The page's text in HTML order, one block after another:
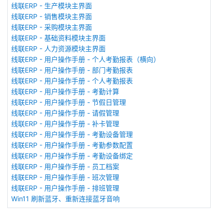
线联ERP - 生产模块主界面
线联ERP - 销售模块主界面
线联ERP - 采购模块主界面
线联ERP - 基础资料模块主界面
线联ERP - 人力资源模块主界面
线联ERP - 用户操作手册 - 个人考勤报表（横向）
线联ERP - 用户操作手册 - 部门考勤报表
线联ERP - 用户操作手册 - 个人考勤报表
线联ERP - 用户操作手册 - 考勤计算
线联ERP - 用户操作手册 - 节假日管理
线联ERP - 用户操作手册 - 请假管理
线联ERP - 用户操作手册 - 补卡管理
线联ERP - 用户操作手册 - 考勤设备管理
线联ERP - 用户操作手册 - 考勤参数配置
线联ERP - 用户操作手册 - 考勤设备绑定
线联ERP - 用户操作手册 - 员工档案
线联ERP - 用户操作手册 - 班次管理
线联ERP - 用户操作手册 - 排班管理
Win11 刷新蓝牙、重新连接蓝牙音响